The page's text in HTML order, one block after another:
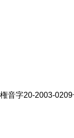
音字20-2003-0209